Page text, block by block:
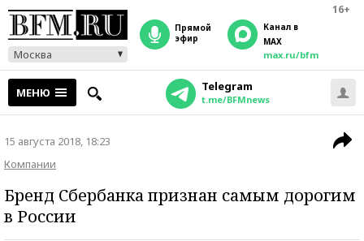
16+
Москва
прямой
эфир
Канал в
MAX
max.ru/bfm
МЕНЮ Telegram
t.me/BFMnews
15 августа 2018, 18:23
Компании
Бренд Сбербанка признан самым дорогим
в России